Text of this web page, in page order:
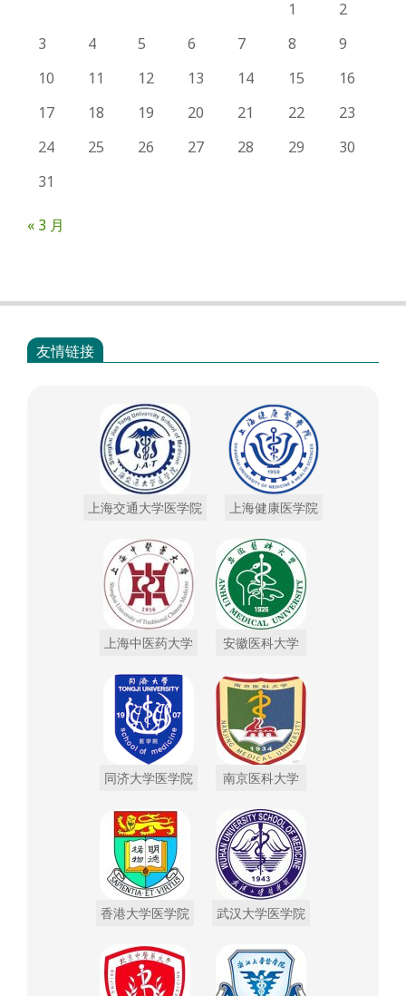
1
2
3
4 5 6 7 8
9
10
11 12 13 14 15
16
17
18 19 20 21 22
23
24
25 26 27 28 29
30
31
« 3 月
友情链接
上海交通大学医学院 上海健康医学院
上海中医药大学 安徽医科大学
同济大学医学院 南京医科大学
香港大学医学院 武汉大学医学院